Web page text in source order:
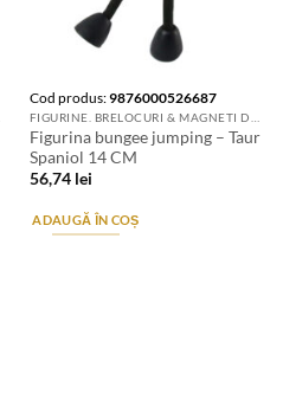
Cod produs:9876000526687
Figurina bungee jumping – Taur
Spaniol 14 CM
56,74 lei
ADAUGĂ ÎN COȘ